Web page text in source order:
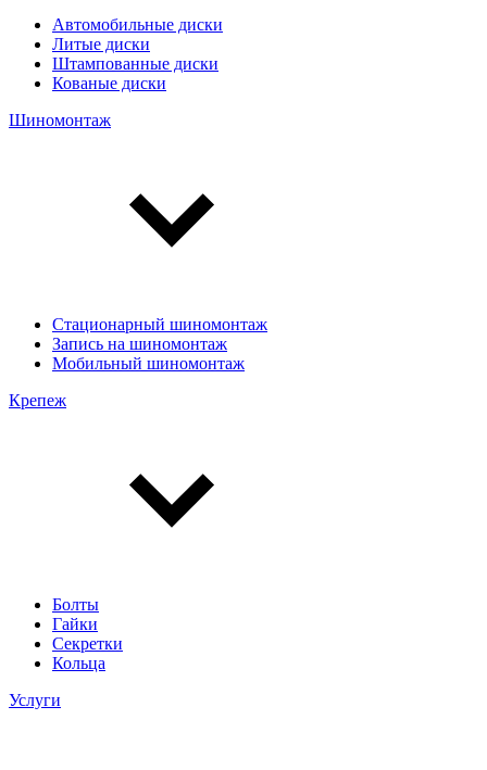
Автомобильные диски
Литые диски
Штампованные диски
Кованые диски
Шиномонтаж
Стационарный шиномонтаж
Запись на шиномонтаж
Мобильный шиномонтаж
Крепеж
Болты
Гайки
Секретки
Кольца
Услуги